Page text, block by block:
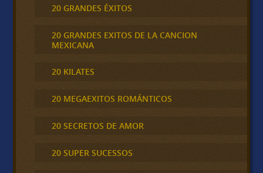
20 GRANDES ÉXITOS
20 GRANDES EXITOS DE LA CANCION
MEXICANA
20 KILATES
20 MEGAEXITOS ROMÁNTICOS
20 SECRETOS DE AMOR
20 SUPER SUCESSOS